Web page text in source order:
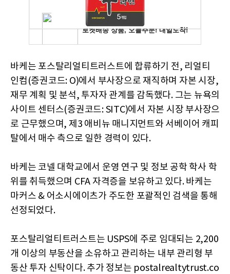
바케는 포스탈리얼티트러스트에 합류하기 전, 리얼티
인컴(증권코드: O)에서 부사장으로 재직하며 자본 시장,
재무 계획 및 분석, 투자자 관계를 감독했다. 그는 뉴욕의
사이트 센터스(증권코드: SITC)에서 자본 시장 부사장으
로 근무했으며, 제3 애비뉴 매니지먼트와 서베이어 캐피
탈에서 매수 측으로 일한 경력이 있다.
바케는 코넬 대학교에서 운영 연구 및 정보 공학 학사 학
위를 취득했으며 CFA 자격증을 보유하고 있다. 바케는
마커스 & 어소시에이츠가 주도한 포괄적인 검색을 통해
선정되었다.
포스탈리얼티트러스트는 USPS에 주로 임대되는 2,200
개 이상의 부동산을 소유하고 관리하는 내부 관리형 부
동산 투자 신탁이다. 추가 정보는 postalrealtytrust.co